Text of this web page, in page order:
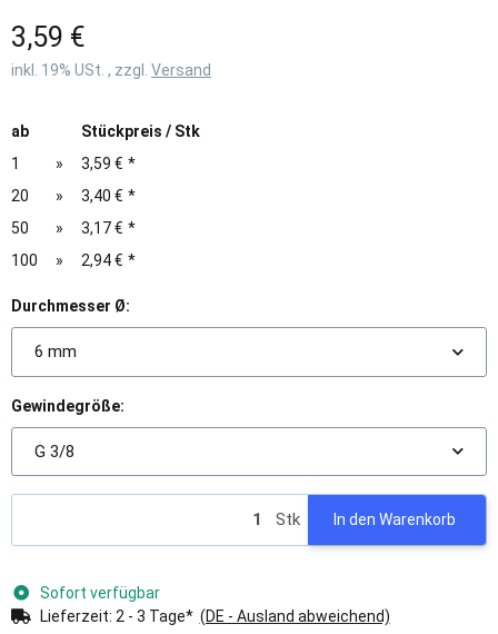
3,59 €
inkl. 19% USt. , zzgl. Versand
ab
Stückpreis / Stk
1
» 3,59 € *
20
» 3,40 € *
50
» 3,17 € *
100
» 2,94 € *
Durchmesser Ø:
6 mm
Gewindegröße:
G 3/8
Stk In den Warenkorb
Sofort verfügbar
Lieferzeit: 2 - 3 Tage* (DE - Ausland abweichend)